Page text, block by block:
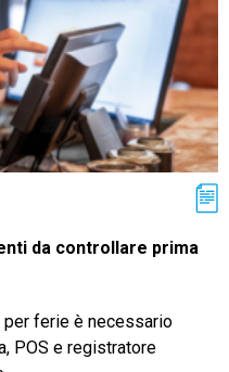
da controllare prima
per ferie è necessario
POS e registratore